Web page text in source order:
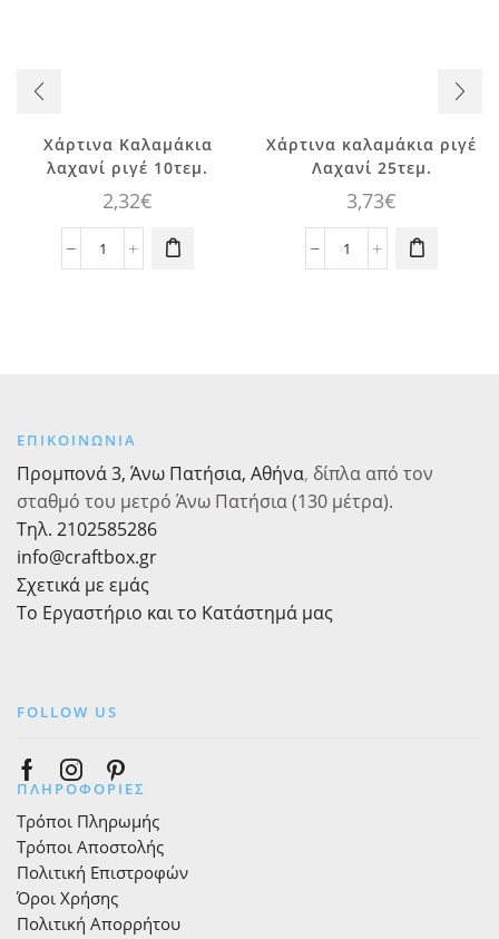
Χάρτινα Καλαμάκια
λαχανί ριγέ 10τεμ.
2,32€
Χάρτινα
Χάρτινα καλαμάκια ριγέ
Λαχανί 25τεμ.
3,73€
Χάρτινα
ΕΠΙΚΟΙΝΩΝΙΑ
Προμπονά 3, Άνω Πατήσια, Αθήνα, δίπλα από τον
σταθμό του μετρό Άνω Πατήσια (130 μέτρα).
Τηλ. 2102585286
info@craftbox.gr
Σχετικά με εμάς
Το Εργαστήριο και το Κατάστημά μας
FOLLOW US
Facebook
Instagram
Pinterest
ΠΛΗΡΟΦΟΡΙΕΣ
Τρόποι Πληρωμής
Τρόποι Αποστολής
Πολιτική Επιστροφών
Όροι Χρήσης
Πολιτική Απορρήτου